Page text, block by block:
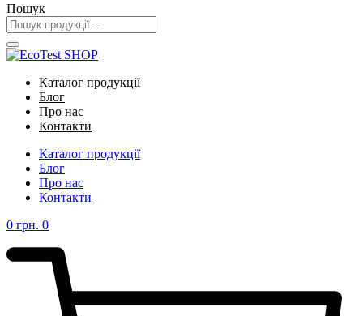
Пошук
Каталог продукції
Блог
Про нас
Контакти
Каталог продукції
Блог
Про нас
Контакти
0 грн. 0